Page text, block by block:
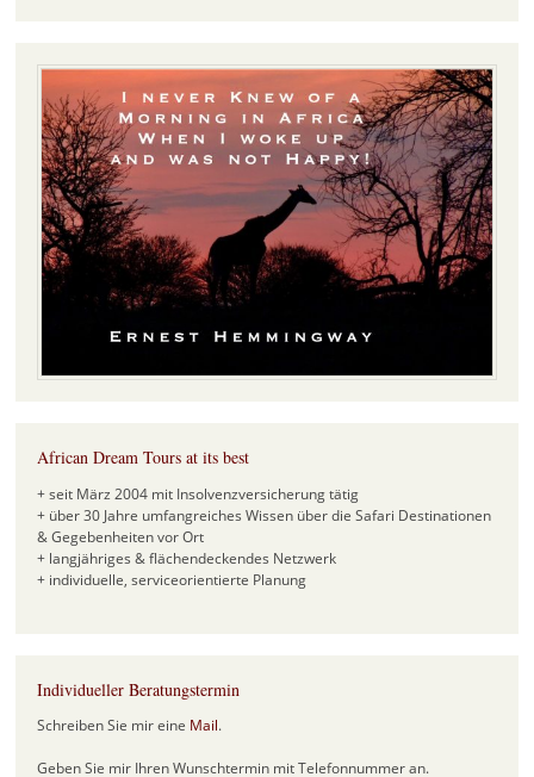
African Dream Tours at its best
+ seit März 2004 mit Insolvenzversicherung tätig
+ über 30 Jahre umfangreiches Wissen über die Safari Destinationen
& Gegebenheiten vor Ort
+ langjähriges & flächendeckendes Netzwerk
+ individuelle, serviceorientierte Planung
Individueller Beratungstermin
Schreiben Sie mir eine Mail.
Geben Sie mir Ihren Wunschtermin mit Telefonnummer an.